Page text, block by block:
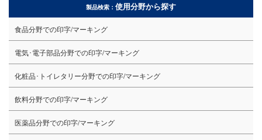
製品検索： 使用分野から探す
食品分野での印字/マーキング
電気･電子部品分野での印字/マーキング
化粧品･トイレタリー分野での印字/マーキング
飲料分野での印字/マーキング
医薬品分野での印字/マーキング